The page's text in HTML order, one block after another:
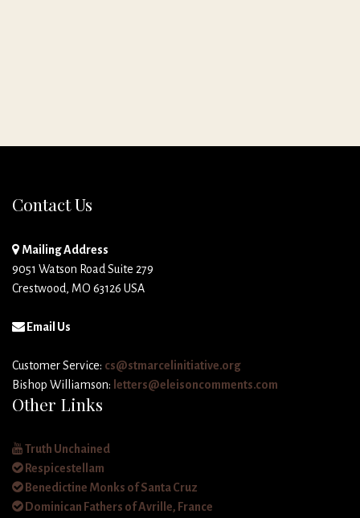
Contact Us
Mailing Address
9051 Watson Road Suite 279
Crestwood, MO 63126 USA
Email Us
Customer Service: cs@stmarcelinitiative.org
Bishop Williamson: letters@eleisoncomments.com
Other Links
Truth Unchained
Respicestellam
Benedictine Monks of Santa Cruz
Dominican Fathers of Avrille, France